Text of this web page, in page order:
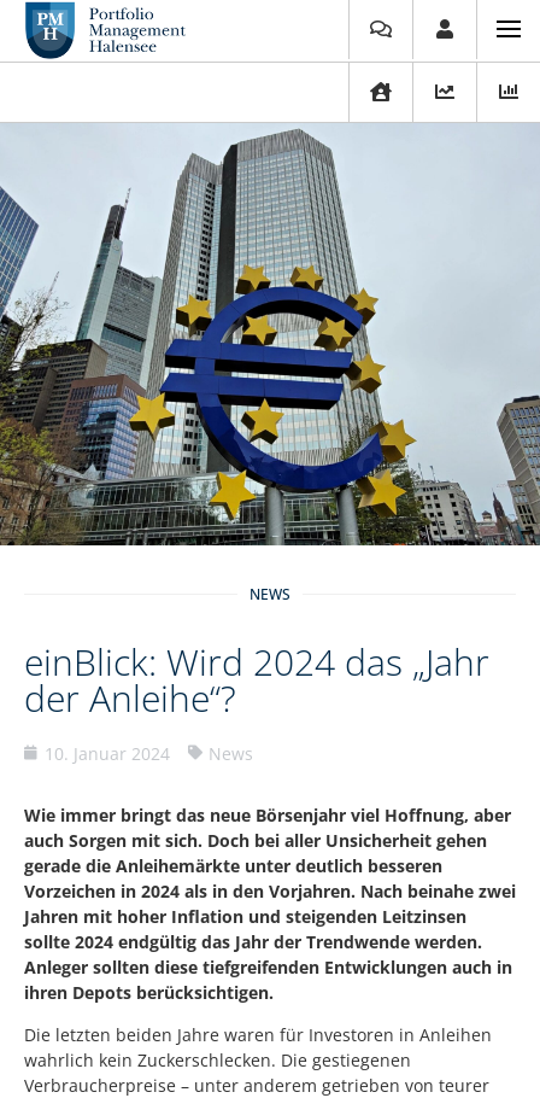
NEWS
einBlick: Wird 2024 das „Jahr
der Anleihe“?
10. Januar 2024 News
Wie immer bringt das neue Börsenjahr viel Hoffnung, aber
auch Sorgen mit sich. Doch bei aller Unsicherheit gehen
gerade die Anleihemärkte unter deutlich besseren
Vorzeichen in 2024 als in den Vorjahren. Nach beinahe zwei
Jahren mit hoher Inflation und steigenden Leitzinsen
sollte 2024 endgültig das Jahr der Trendwende werden.
Anleger sollten diese tiefgreifenden Entwicklungen auch in
ihren Depots berücksichtigen.
Die letzten beiden Jahre waren für Investoren in Anleihen
wahrlich kein Zuckerschlecken. Die gestiegenen
Verbraucherpreise – unter anderem getrieben von teurer